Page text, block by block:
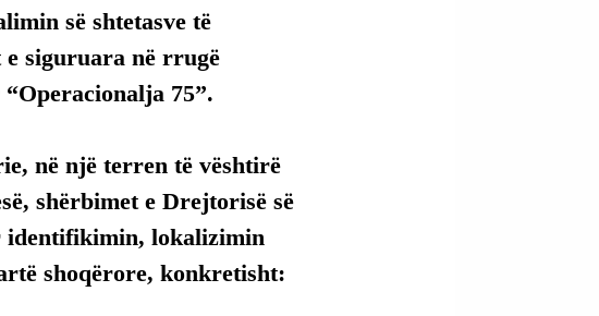
së shtetasve të
siguruara në rrugë
75”.
në një terren të vështirë
shërbimet e Drejtorisë së
identifikimin, lokalizimin
shoqërore, konkretisht: